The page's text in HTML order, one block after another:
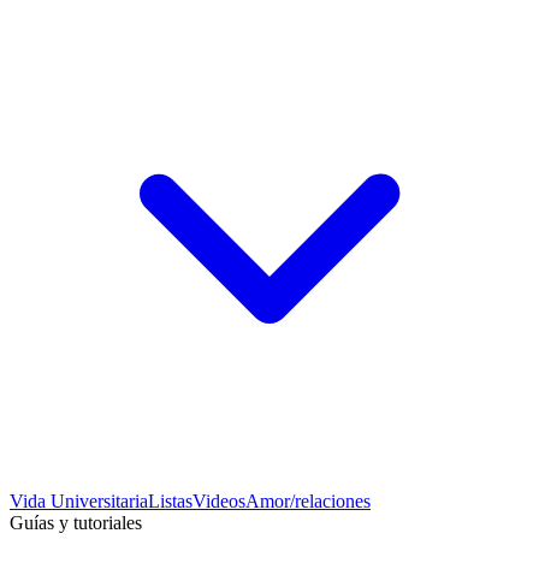
Vida UniversitariaListasVideosAmor/relaciones
Guías y tutoriales